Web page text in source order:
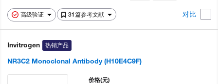
高级验证 31篇参考文献 对比
Invitrogen 热销产品
NR3C2 Monoclonal Antibody (H10E4C9F)
价格(元)